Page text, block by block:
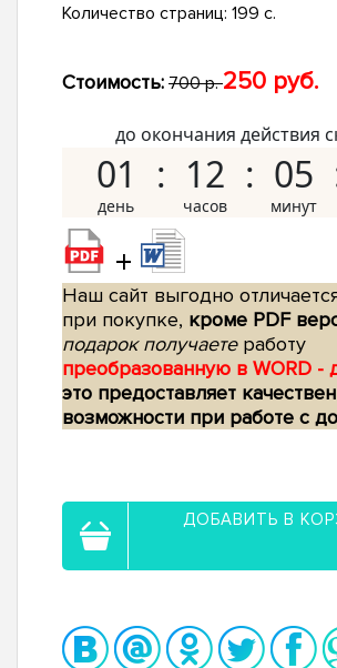
Количество страниц: 199 с.
Стоимость: 700 р.250 руб.
до окончания действия
01 12 05
+
Наш сайт выгодно
при покупке, кроме PDF
подарок получаетеработу
преобразованную в WORD -
это предоставляет
возможности при работе с
ДОБАВИТЬ В